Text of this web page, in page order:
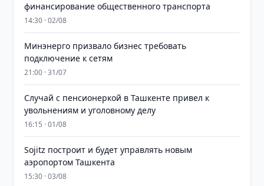
финансирование общественного транспорта
14:30 · 02/08
Минэнерго призвало бизнес требовать
подключение к сетям
21:00 · 31/07
Случай с пенсионеркой в Ташкенте привел к
увольнениям и уголовному делу
16:15 · 01/08
Sojitz построит и будет управлять новым
аэропортом Ташкента
15:30 · 03/08